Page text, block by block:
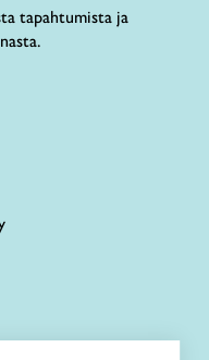
tapahtumista ja